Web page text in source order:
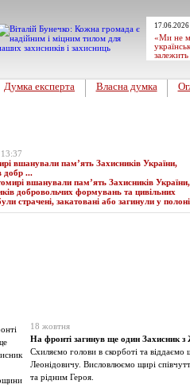
«Ми не
Думка експерта Власна думка
вшанували пам’ять Захисників України,
добр ...
18 жовтня
На фронті загинув ще один Захисник
Схиляємо голови в скорботі та
Леонідовичу. Висловлюємо щирі
та рідним Героя.